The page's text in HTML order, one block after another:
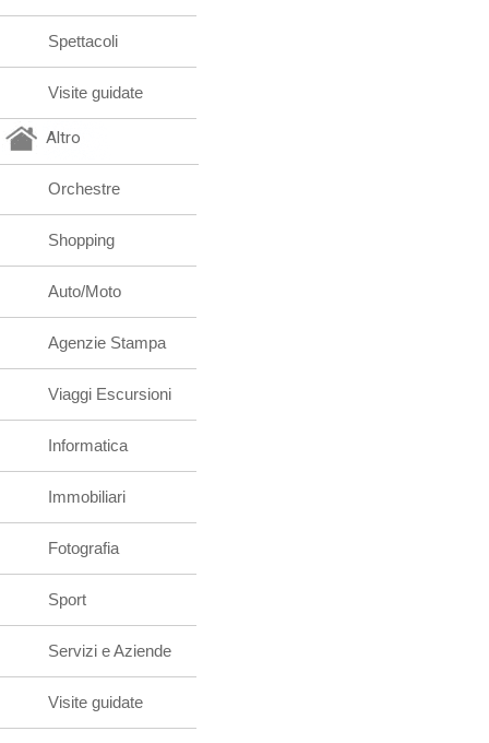
Spettacoli
Visite guidate
Altro
Orchestre
Shopping
Auto/Moto
Agenzie Stampa
Viaggi Escursioni
Informatica
Immobiliari
Fotografia
Sport
Servizi e Aziende
Visite guidate